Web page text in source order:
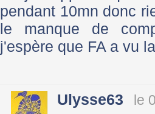
pendant 10mn donc
le manque de
j'espère que FA a vu
Ulysse63 le